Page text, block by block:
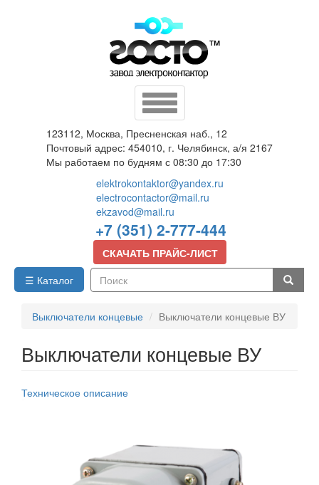
Toggle
navigation
123112, Москва, Пресненская наб., 12
Почтовый адрес: 454010, г. Челябинск, а/я 2167
Мы работаем по будням с 08:30 до 17:30
elektrokontaktor@yandex.ru
electrocontactor@mail.ru
ekzavod@mail.ru
+7 (351) 2-777-444
СКАЧАТЬ ПРАЙС-ЛИСТ
☰ Каталог
Выключатели концевые
Выключатели концевые ВУ
Выключатели концевые ВУ
Техническое описание